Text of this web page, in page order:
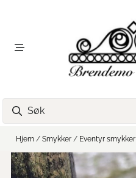
Hjem / Smykker / Eventyr smykker